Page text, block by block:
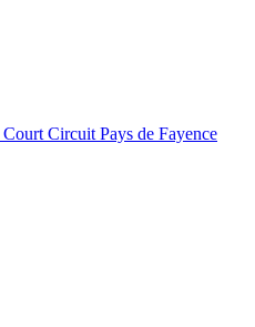
Court Circuit Pays de Fayence